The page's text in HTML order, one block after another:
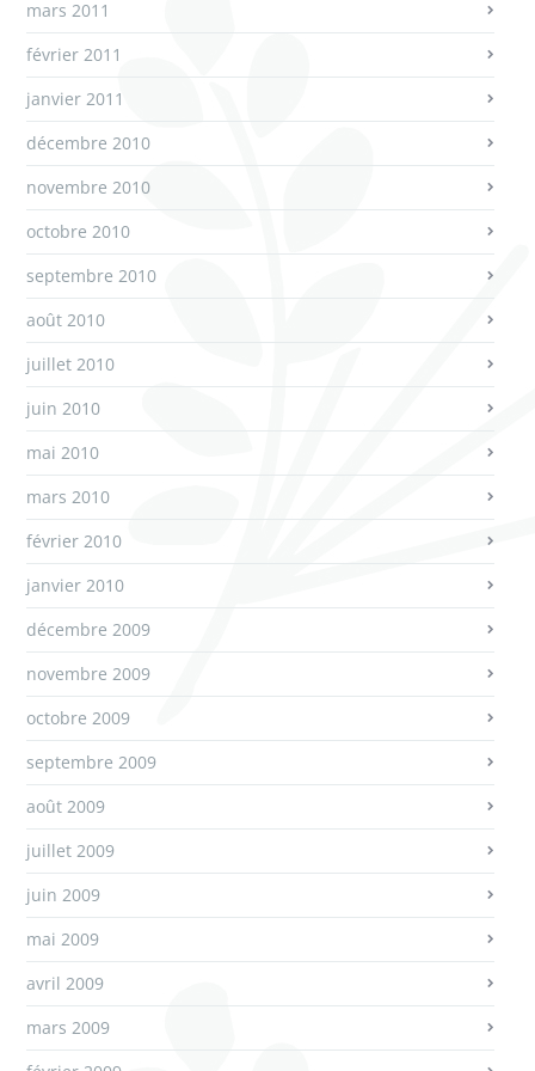
mars 2011
février 2011
janvier 2011
décembre 2010
novembre 2010
octobre 2010
septembre 2010
août 2010
juillet 2010
juin 2010
mai 2010
mars 2010
février 2010
janvier 2010
décembre 2009
novembre 2009
octobre 2009
septembre 2009
août 2009
juillet 2009
juin 2009
mai 2009
avril 2009
mars 2009